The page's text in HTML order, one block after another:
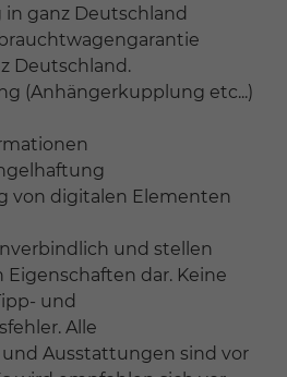
in ganz Deutschland
Deutschland.
(Anhängerkupplung etc...)
von digitalen Elementen
und stellen
dar. Keine
und
Alle
Ausstattungen sind vor